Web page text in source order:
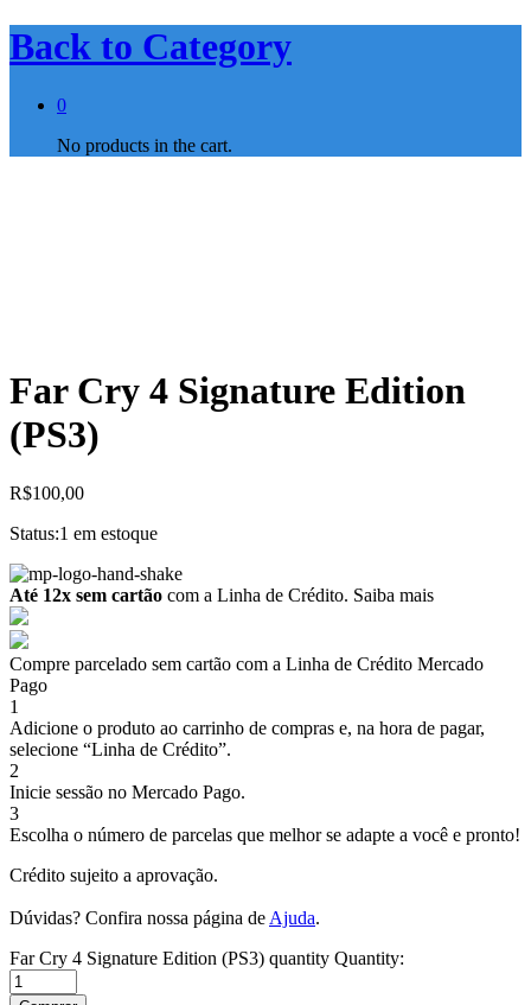
Back to Category
0
No products in the cart.
Far Cry 4 Signature Edition
(PS3)
R$100,00
Status:1 em estoque
Até 12x sem cartão com a Linha de Crédito. Saiba mais
Compre parcelado sem cartão com a Linha de Crédito Mercado
Pago
1
Adicione o produto ao carrinho de compras e, na hora de pagar,
selecione “Linha de Crédito”.
2
Inicie sessão no Mercado Pago.
3
Escolha o número de parcelas que melhor se adapte a você e pronto!
Crédito sujeito a aprovação.
Dúvidas? Confira nossa página de Ajuda.
Far Cry 4 Signature Edition (PS3) quantity Quantity: